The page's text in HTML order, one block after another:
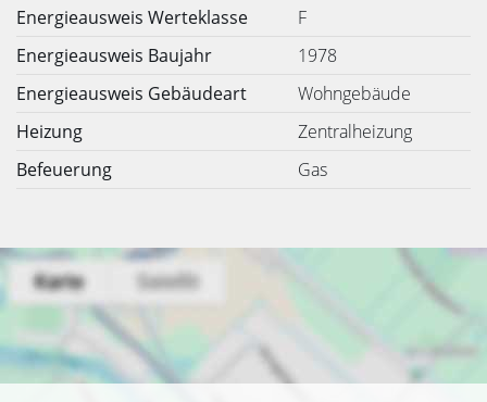
Energieausweis Werteklasse
F
Energieausweis Baujahr
1978
Energieausweis Gebäudeart
Wohngebäude
Heizung
Zentralheizung
Befeuerung
Gas